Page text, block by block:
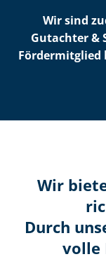
Wir sind
Gutachter &
Fördermitglied
Wir
Durch
volle